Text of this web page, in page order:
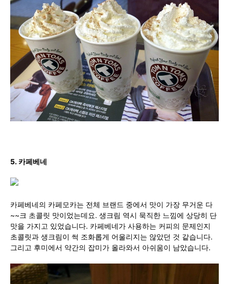
5. 카페베네
카페베네의 카페모카는 전체 브랜드 중에서 맛이 가장 무거운 다
~~크 초콜릿 맛이었는데요. 생크림 역시 묵직한 느낌에 상당히 단
맛을 가지고 있었습니다. 카페베네가 사용하는 커피의 문제인지
초콜릿과 생크림이 썩 조화롭게 어울리지는 않았던 것 같습니다.
그리고 후미에서 약간의 잡미가 올라와서 아쉬움이 남았습니다.